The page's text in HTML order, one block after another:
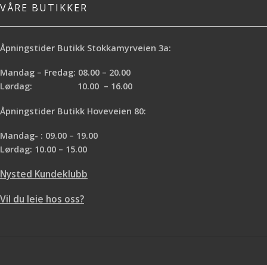
VÅRE BUTIKKER
Åpningstider Butikk Stokkamyrveien 3a:
Mandag – Fredag: 08.00 – 20.00
Lørdag: 10.00 – 16.00
Åpningstider Butikk Hoveveien 80:
Mandag- : 09.00 – 19.00
Lørdag: 10.00 – 15.00
Nysted Kundeklubb
Vil du leie hos oss?